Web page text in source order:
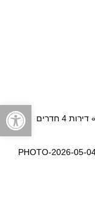
» דירות 4 חדרים
PHOTO-2026-05-
פתח